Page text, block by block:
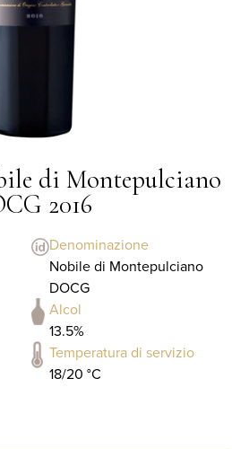
di Montepulciano
2016
Denominazione
Nobile di Montepulciano
DOCG
Alcol
13.5%
Temperatura di servizio
18/20 °C